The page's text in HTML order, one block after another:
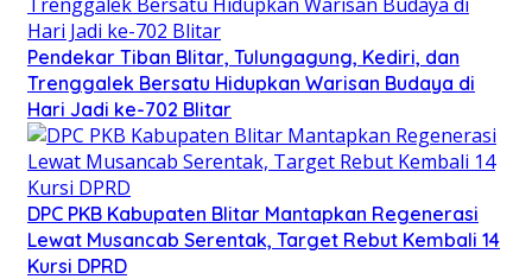
Pendekar Tiban Blitar, Tulungagung, Kediri, dan
Trenggalek Bersatu Hidupkan Warisan Budaya di
Hari Jadi ke-702 Blitar
DPC PKB Kabupaten Blitar Mantapkan Regenerasi
Lewat Musancab Serentak, Target Rebut Kembali 14
Kursi DPRD